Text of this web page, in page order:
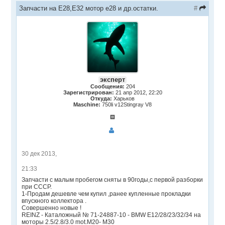
Запчасти на Е28,Е32 мотор е28 и др.остатки. #
эксперт
Сообщения: 204
Зарегистрирован: 21 апр 2012, 22:20
Откуда: Харьков
Maschine: 750li v12Stingray V8
30 дек 2013,
21:33
Запчасти с малым пробегом сняты в 90годы,с первой разборки
при СССР.
1-Продам дешевле чем купил ,ранее купленные прокладки
впускного коллектора .
Совершенно новые !
REINZ - Каталожный № 71-24887-10 - BMW E12/28/23/32/34 на
моторы 2.5/2.8/3.0 mot.M20- М30